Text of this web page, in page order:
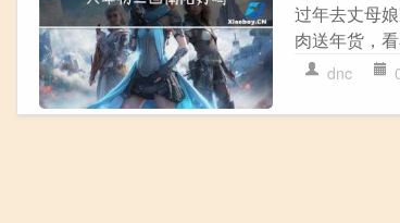
过年去丈母
肉送年货，
dnc